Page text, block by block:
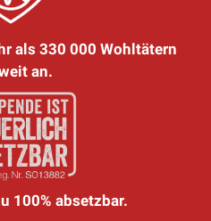
als 330 000 Wohltätern
an.
100% absetzbar.